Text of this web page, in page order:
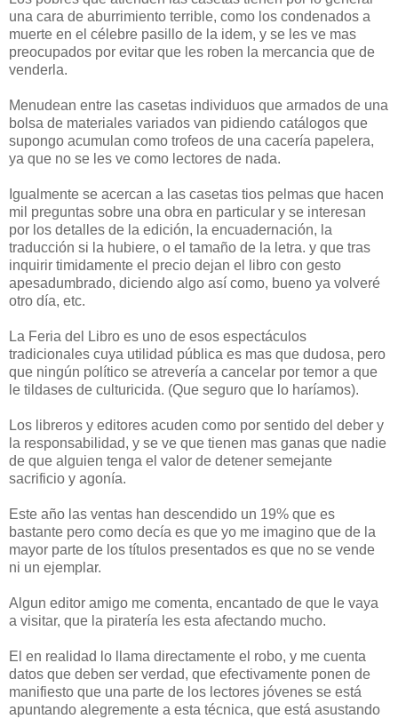
una cara de aburrimiento terrible, como los condenados a
muerte en el célebre pasillo de la idem, y se les ve mas
preocupados por evitar que les roben la mercancia que de
venderla.
Menudean entre las casetas individuos que armados de una
bolsa de materiales variados van pidiendo catálogos que
supongo acumulan como trofeos de una cacería papelera,
ya que no se les ve como lectores de nada.
Igualmente se acercan a las casetas tios pelmas que hacen
mil preguntas sobre una obra en particular y se interesan
por los detalles de la edición, la encuadernación, la
traducción si la hubiere, o el tamaño de la letra. y que tras
inquirir timidamente el precio dejan el libro con gesto
apesadumbrado, diciendo algo así como, bueno ya volveré
otro día, etc.
La Feria del Libro es uno de esos espectáculos
tradicionales cuya utilidad pública es mas que dudosa, pero
que ningún político se atrevería a cancelar por temor a que
le tildases de culturicida. (Que seguro que lo haríamos).
Los libreros y editores acuden como por sentido del deber y
la responsabilidad, y se ve que tienen mas ganas que nadie
de que alguien tenga el valor de detener semejante
sacrificio y agonía.
Este año las ventas han descendido un 19% que es
bastante pero como decía es que yo me imagino que de la
mayor parte de los títulos presentados es que no se vende
ni un ejemplar.
Algun editor amigo me comenta, encantado de que le vaya
a visitar, que la piratería les esta afectando mucho.
El en realidad lo llama directamente el robo, y me cuenta
datos que deben ser verdad, que efectivamente ponen de
manifiesto que una parte de los lectores jóvenes se está
apuntando alegremente a esta técnica, que está asustando